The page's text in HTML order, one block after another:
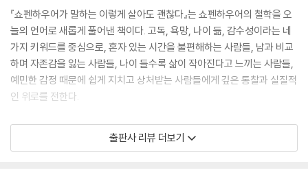
은 당연해지고 가지지 못한 것만 눈에 들어온다.
--- p.73
“우리는 삶이 지나간 후에야 그것이 무엇이었는지 이해한다.”
가장 먼저 달라지는 건 관계에 대한 감각이다. 예전엔 얼마나 많은 사람과
알고 지내는지가 중요했다면 지금은 마음이 편한 단 한 사람이 더 귀하다.
사람 한 명이 인생의 중심이 된다. 화려한 인맥은 삶을 반짝이게 만들 수는
있어도 지탱해주지는 못한다는 걸 몸으로 배우게 된다.
『쇼펜하우어가 말하는 이렇게 살아도 괜찮다』는 쇼펜하우어의 철학을 오
늘의 언어로 새롭게 풀어낸 책이다. 고독, 욕망, 나이 듦, 감수성이라는 네
가지 키워드를 중심으로, 혼자 있는 시간을 불편해하는 사람들, 남과 비교
하며 자존감을 잃는 사람들, 나이 들수록 삶이 작아진다고 느끼는 사람들,
예민한 감정 때문에 쉽게 지치고 상처받는 사람들에게 깊은 통찰과 실질적
인 위로를 전한다.
1장에서는 ‘혼자 있는 시간’을 주제로 고독과 외로움의 차이를 짚으며, 혼
자 있어야만 비로소 만날 수 있는 진짜 자기 자신에 대해 말한다. 단절이 아
출판사 리뷰 더보기